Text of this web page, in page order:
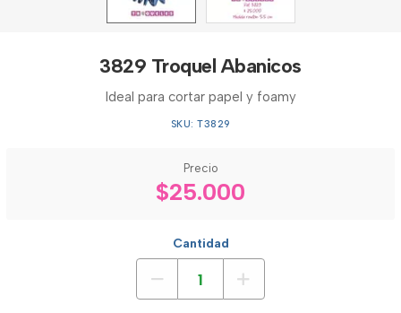
3829 Troquel Abanicos
Ideal para cortar papel y foamy
SKU: T3829
Precio
$25.000
Cantidad